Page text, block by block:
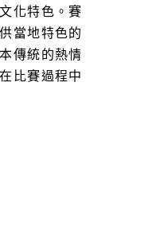
化特色。賽
當地特色的
傳統的熱情
比賽過程中